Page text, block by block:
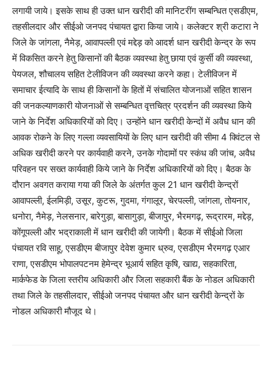
लगायी जाये। इसके साथ ही उक्त धान खरीदी की मानिटरींग सम्बन्धित एसडीएम,
तहसीलदार और सीईओ जनपद पंचायत द्वारा किया जाये। कलेक्टर श्री कटारा ने
जिले के जांगला, नैमेड़, आवापल्ली एवं मद्देड़ को आदर्श धान खरीदी केन्द्र के रूप
में विकसित करने हेतु किसानों की बैठक व्यवस्था हेतु छाया एवं कुर्सी की व्यवस्था,
पेयजल, शौचालय सहित टेलीविजन की व्यवस्था करने कहा। टेलीविजन में
समाचार ईत्यादि के साथ ही किसानों के हितों में संचालित योजनाओं सहित शासन
की जनकल्याणकारी योजनाओं से सम्बन्धित वृत्तचित्र प्रदर्शन की व्यवस्था किये
जाने के निर्देश अधिकारियों को दिए। उन्होंने धान खरीदी केन्दों में अवैध धान की
आवक रोकने के लिए गल्ला व्यवसायियों के लिए धान खरीदी की सीमा 4 क्विंटल से
अधिक खरीदी करने पर कार्यवाही करने, उनके गोदामों पर स्कंध की जांच, अवैध
परिवहन पर सख्त कार्यवाही किये जाने के निर्देश अधिकारियों को दिए। बैठक के
दौरान अवगत कराया गया की जिले के अंतर्गत कुल 21 धान खरीदी केन्द्रों
आवापल्ली, ईलमिड़ी, उसूर, कुटरू, गुदमा, गंगालूर, चेरपल्ली, जांगला, तोयनार,
धनोरा, नैमेड़, नेलसनार, बारेगुड़ा, बासागुड़ा, बीजापुर, भैरमगढ़, रूद्रारम, मद्देड़,
कोंगूपल्ली और भद्राकाली में धान खरीदी की जायेगी। बैठक में सीईओ जिला
पंचायत रवि साहू, एसडीएम बीजापुर देवेश कुमार ध्रुव, एसडीएम भैरमगढ़ एआर
राणा, एसडीएम भोपालपटनम हेमेन्द्र भूआर्य सहित कृषि, खाद्य, सहकारिता,
मार्कफेड के जिला स्तरीय अधिकारी और जिला सहकारी बैंक के नोडल अधिकारी
तथा जिले के तहसीलदार, सीईओ जनपद पंचायत और धान खरीदी केन्द्रों के
नोडल अधिकारी मौजूद थे।